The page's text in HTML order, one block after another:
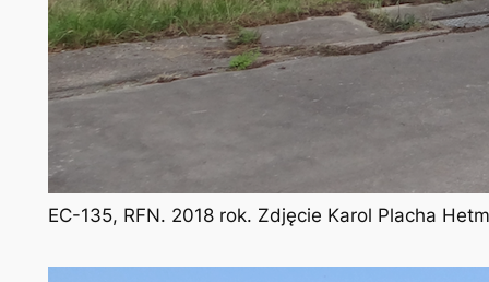
EC-135, RFN. 2018 rok. Zdjęcie Karol Placha